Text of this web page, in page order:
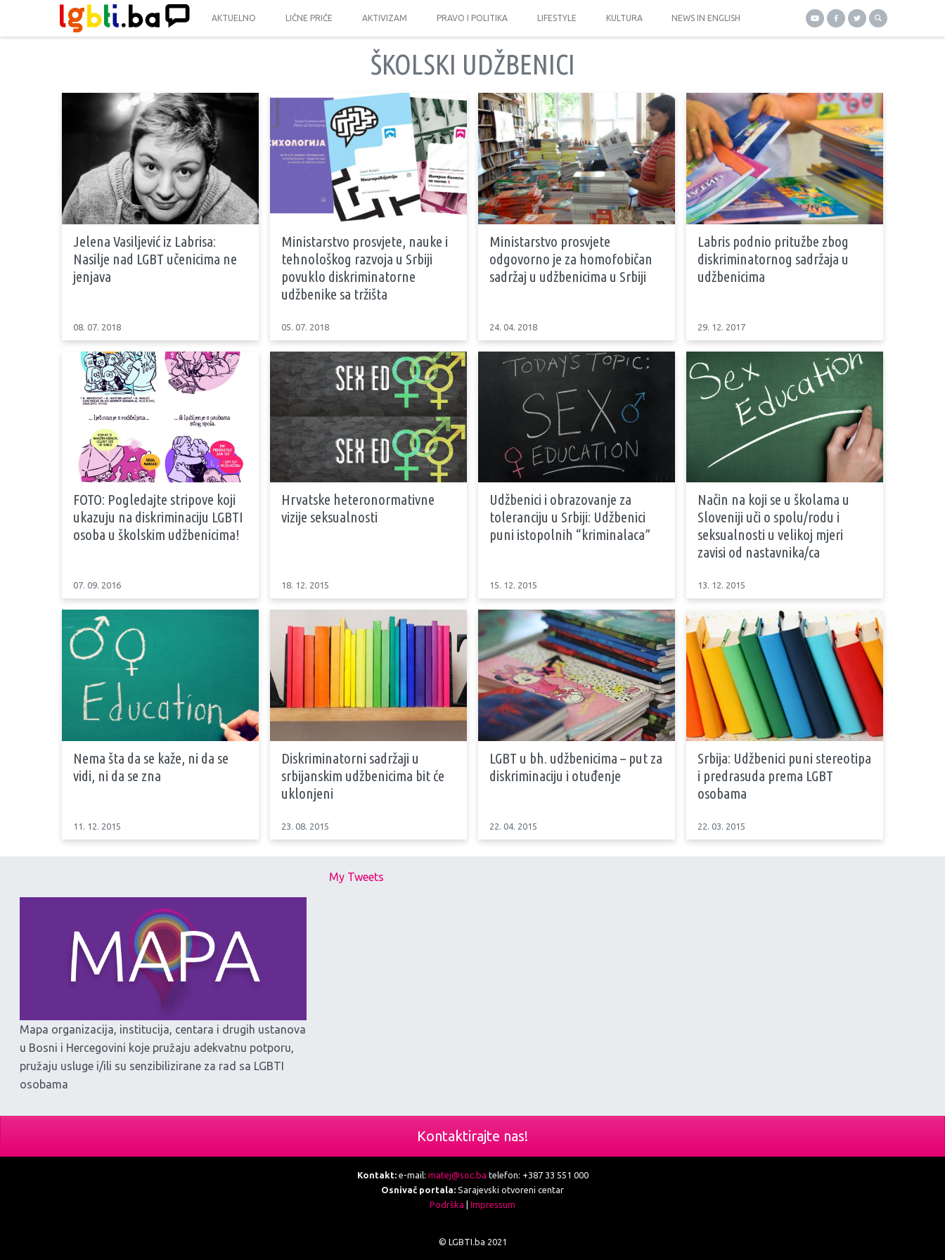
AKTUELNO LIČNE PRIČE AKTIVIZAM PRAVO I POLITIKA LIFESTYLE KULTURA NEWS IN ENGLISH
ŠKOLSKI UDŽBENICI
Jelena Vasiljević iz Labrisa:
Nasilje nad LGBT učenicima ne
jenjava
08. 07. 2018
Ministarstvo prosvjete, nauke i
tehnološkog razvoja u Srbiji
povuklo diskriminatorne
udžbenike sa tržišta
05. 07. 2018
Ministarstvo prosvjete
odgovorno je za homofobičan
sadržaj u udžbenicima u Srbiji
24. 04. 2018
Labris podnio pritužbe zbog
diskriminatornog sadržaja u
udžbenicima
29. 12. 2017
FOTO: Pogledajte stripove koji
ukazuju na diskriminaciju LGBTI
osoba u školskim udžbenicima!
07. 09. 2016
Hrvatske heteronormativne
vizije seksualnosti
18. 12. 2015
Udžbenici i obrazovanje za
toleranciju u Srbiji: Udžbenici
puni istopolnih “kriminalaca”
15. 12. 2015
Način na koji se u školama u
Sloveniji uči o spolu/rodu i
seksualnosti u velikoj mjeri
zavisi od nastavnika/ca
13. 12. 2015
Nema šta da se kaže, ni da se
vidi, ni da se zna
11. 12. 2015
Diskriminatorni sadržaji u
srbijanskim udžbenicima bit će
uklonjeni
23. 08. 2015
LGBT u bh. udžbenicima – put za
diskriminaciju i otuđenje
22. 04. 2015
Srbija: Udžbenici puni stereotipa
i predrasuda prema LGBT
osobama
22. 03. 2015
Mapa organizacija, institucija, centara i drugih ustanova
u Bosni i Hercegovini koje pružaju adekvatnu potporu,
pružaju usluge i/ili su senzibilizirane za rad sa LGBTI
osobama
My Tweets
Kontaktirajte nas!
Kontakt:e-mail: matej@soc.ba telefon: +387 33 551 000
Osnivač portala: Sarajevski otvoreni centar
Podrška
Impressum
© LGBTI.ba 2021